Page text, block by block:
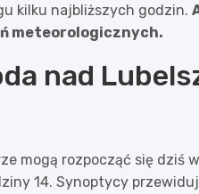
kilku najbliższych godzin.
meteorologicznych.
nad
mogą rozpocząć się dziś
14. Synoptycy